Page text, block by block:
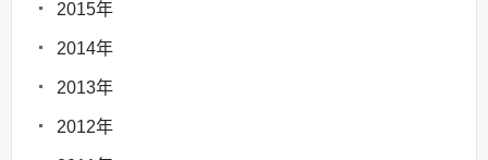
2015年
2014年
2013年
2012年